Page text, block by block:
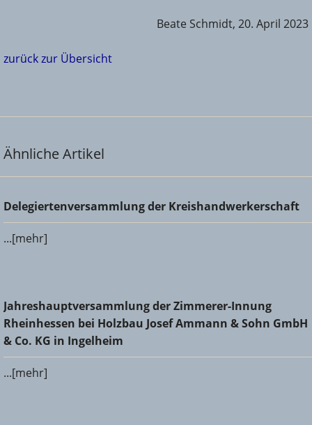
Beate Schmidt, 20. April 2023
zurück zur Übersicht
Ähnliche Artikel
Delegiertenversammlung der Kreishandwerkerschaft
Delegiertenversammlung der Kreishandwerkerschaft
...[mehr]
Jahreshauptversammlung der Zimmerer-Innung
Rheinhessen bei Holzbau Josef Ammann & Sohn GmbH &
Co. KG in Ingelheim
Jahreshauptversammlung der Zimmerer-Innung
Rheinhessen bei Holzbau Josef Ammann & Sohn GmbH
& Co. KG in Ingelheim
...[mehr]